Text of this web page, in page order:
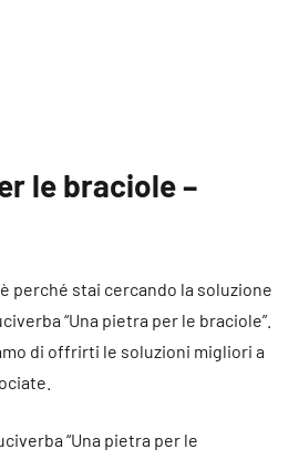
le braciole –
perché stai cercando la soluzione
“Una pietra per le braciole”.
di offrirti le soluzioni migliori a
“Una pietra per le